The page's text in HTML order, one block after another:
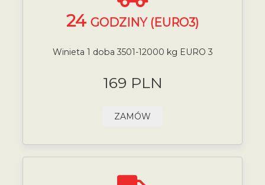
24 GODZINY (EURO3)
Winieta 1 doba 3501-12000 kg EURO 3
169 PLN
ZAMÓW